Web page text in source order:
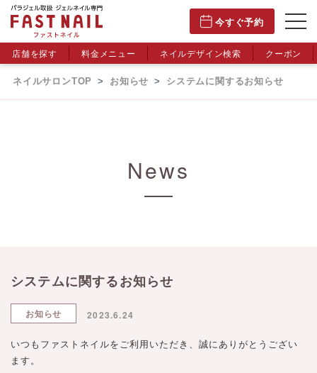
今すぐ予約
店舗を探す 料金メニュー ネイルデザイン検索 クーポン
ネイルサロンTOP お知らせ システムに関するお知らせ
News
システムに関するお知らせ
お知らせ 2023.6.24
いつもファストネイルをご利用いただき、誠にありがとうござい
ます。